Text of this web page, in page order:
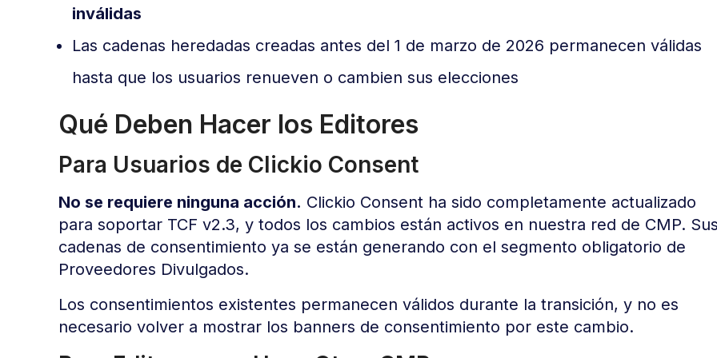
inválidas
Las cadenas heredadas creadas antes del 1 de marzo de 2026 permanecen válidas
hasta que los usuarios renueven o cambien sus elecciones
Qué Deben Hacer los Editores
Para Usuarios de Clickio Consent
No se requiere ninguna acción. Clickio Consent ha sido completamente actualizado
para soportar TCF v2.3, y todos los cambios están activos en nuestra red de CMP.
cadenas de consentimiento ya se están generando con el segmento obligatorio de
Proveedores Divulgados.
Los consentimientos existentes permanecen válidos durante la transición, y no es
necesario volver a mostrar los banners de consentimiento por este cambio.